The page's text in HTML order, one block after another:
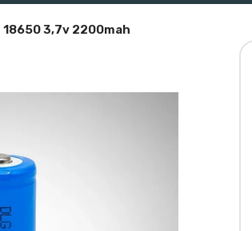
18650 3,7v 2200mah